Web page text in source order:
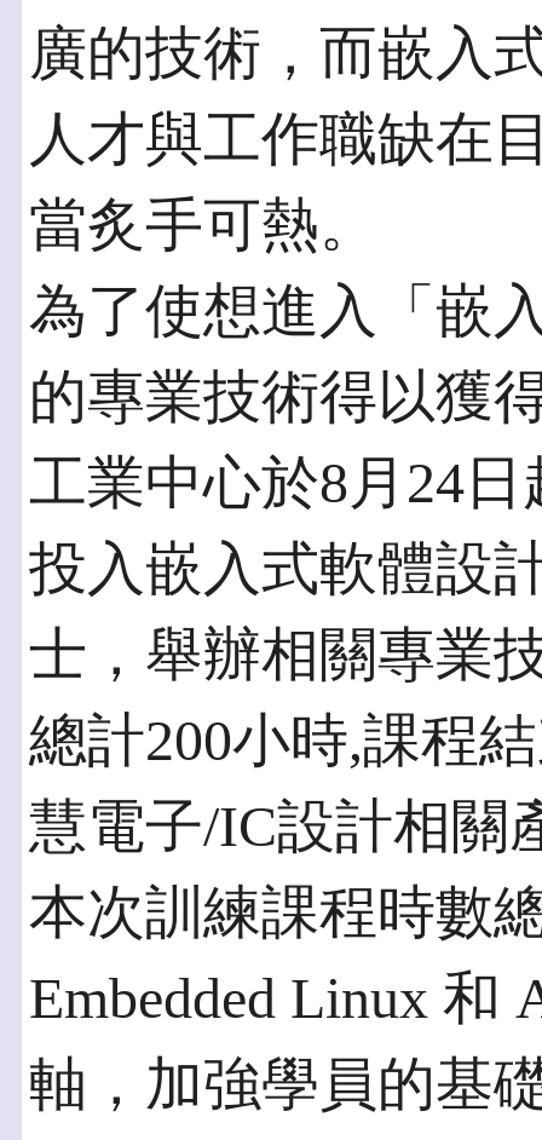
廣的技術，而嵌入
人才與工作職缺在
當炙手可熱。
為了使想進入「嵌
的專業技術得以獲
工業中心於8月24
投入嵌入式軟體設
士，舉辦相關專業
總計200小時,課程
慧電子/IC設計相關
本次訓練課程時數
Embedded Linux 和
軸，加強學員的基